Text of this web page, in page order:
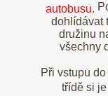
autobusu.
dohlídávat
družinu
všechny
Při vstupu
třídě si